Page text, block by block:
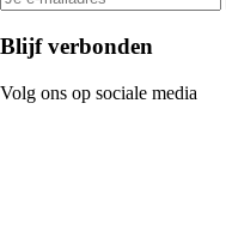
Blijf verbonden
Volg ons op sociale media